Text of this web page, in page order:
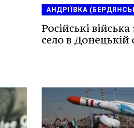
АНДРІЇВКА
Російські
село в Донецькій